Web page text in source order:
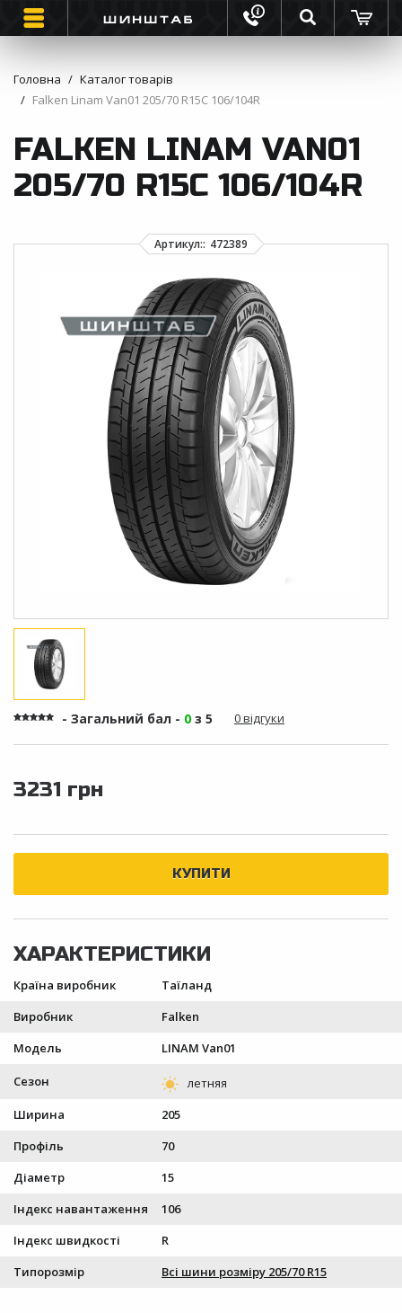
ШИНИ
ВАНТАЖНІ ШИНИ
МОТО ШИНИ
ЗВОРОТНИЙ ДЗВІНОК
ВІДГУКИ ПРО ШИНИ
Головна
Каталог товарів
Falken Linam Van01 205/70 R15C 106/104R
FALKEN LINAM VAN01
205/70 R15C 106/104R
- Загальний бал - 0 з 5 0 відгуки
3231 грн
Країна виробник
Таїланд
Виробник
Falken
Модель
LINAM Van01
Сезон
Ширина
205
Профіль
70
Діаметр
15
Індекс навантаження
106
Індекс швидкості
R
Типорозмір
Всі шини розміру 205/70 R15